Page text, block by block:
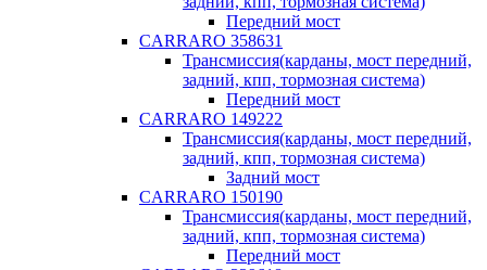
Передний мост
CARRARO 358631
Трансмиссия(карданы, мост передний,
задний, кпп, тормозная система)
Передний мост
CARRARO 149222
Трансмиссия(карданы, мост передний,
задний, кпп, тормозная система)
Задний мост
CARRARO 150190
Трансмиссия(карданы, мост передний,
задний, кпп, тормозная система)
Передний мост